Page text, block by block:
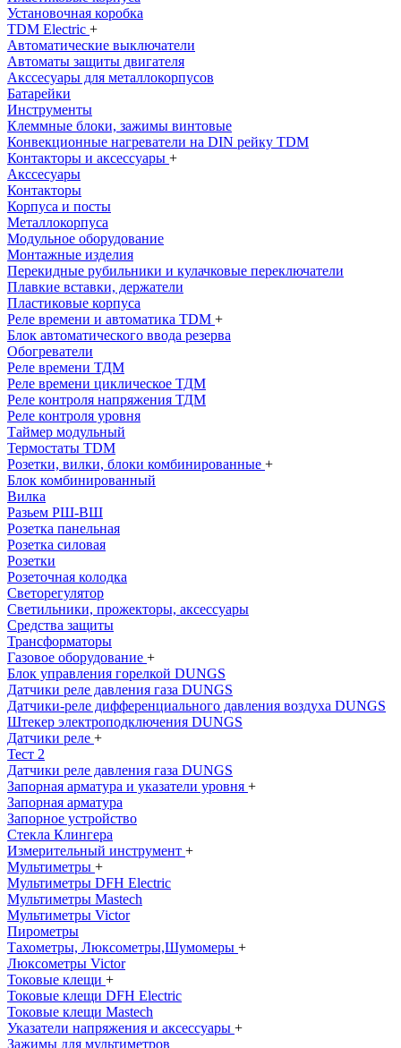
Установочная коробка
TDM Electric +
Автоматические выключатели
Автоматы защиты двигателя
Акссесуары для металлокорпусов
Батарейки
Инструменты
Клеммные блоки, зажимы винтовые
Конвекционные нагреватели на DIN рейку TDM
Контакторы и аксессуары +
Акссесуары
Контакторы
Корпуса и посты
Металлокорпуса
Модульное оборудование
Монтажные изделия
Перекидные рубильники и кулачковые переключатели
Плавкие вставки, держатели
Пластиковые корпуса
Реле времени и автоматика TDM +
Блок автоматического ввода резерва
Обогреватели
Реле времени ТДМ
Реле времени циклическое ТДМ
Реле контроля напряжения ТДМ
Реле контроля уровня
Таймер модульный
Термостаты TDM
Розетки, вилки, блоки комбинированные +
Блок комбинированный
Вилка
Разьем РШ-ВШ
Розетка панельная
Розетка силовая
Розетки
Розеточная колодка
Светорегулятор
Светильники, прожекторы, аксессуары
Средства защиты
Трансформаторы
Газовое оборудование +
Блок управления горелкой DUNGS
Датчики реле давления газа DUNGS
Датчики-реле дифференциального давления воздуха DUNGS
Штекер электроподключения DUNGS
Датчики реле +
Тест 2
Датчики реле давления газа DUNGS
Запорная арматура и указатели уровня +
Запорная арматура
Запорное устройство
Стекла Клингера
Измерительный инструмент +
Мультиметры +
Мультиметры DFH Electric
Мультиметры Mastech
Мультиметры Victor
Пирометры
Тахометры, Люксометры,Шумомеры +
Люксометры Victor
Токовые клещи +
Токовые клещи DFH Electric
Токовые клещи Mastech
Указатели напряжения и аксессуары +
Зажимы для мультиметров